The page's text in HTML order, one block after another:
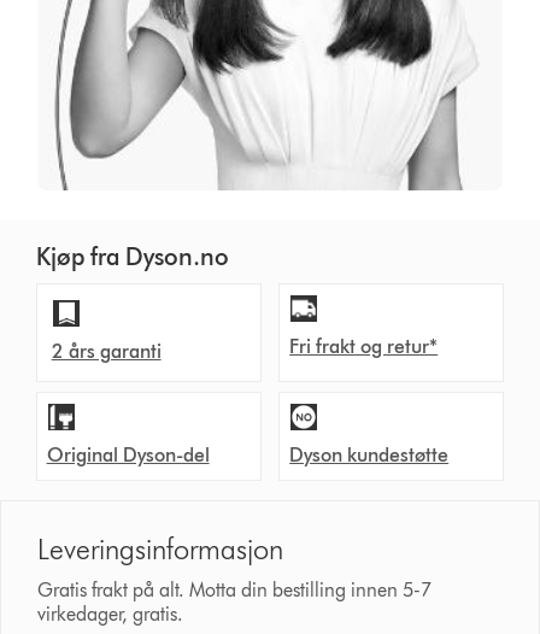
Kjøp fra Dyson.no
2 års garanti Fri frakt og retur*
Original Dyson-del Dyson kundestøtte
Leveringsinformasjon
Gratis frakt på alt. Motta din bestilling innen 5-7
virkedager, gratis.